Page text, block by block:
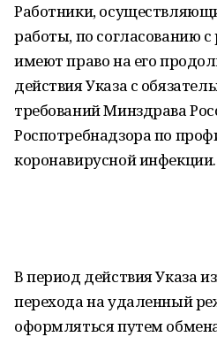
Работники,
работы, по согласованию
имеют право на его
действия Указа с
требований Минздрава
Роспотребнадзора по
коронавирусной инфекции.
В период действия Указа
перехода на удаленный
оформляться путем